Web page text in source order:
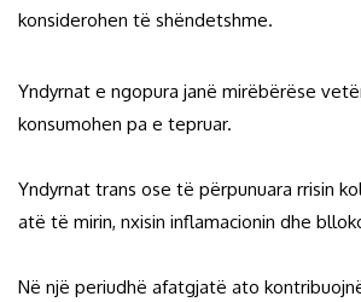
konsiderohen të shëndetshme.
Yndyrnat e ngopura janë mirëbërëse
konsumohen pa e tepruar.
Yndyrnat trans ose të përpunuara rrisin
atë të mirin, nxisin inflamacionin dhe
Në një periudhë afatgjatë ato